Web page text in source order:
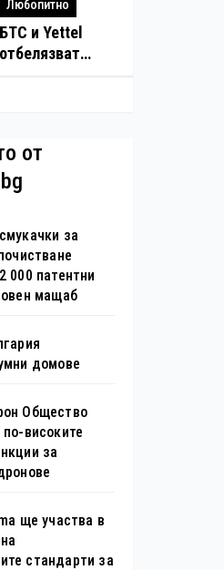
навлизане на
изкуствен
интелект в
Любопитно
БТС и Yettel
отбелязват
национални
туристически
в София
от
за
000 патентни
мащаб
домове
Общество
високите
за
ще участва в
стандарти за